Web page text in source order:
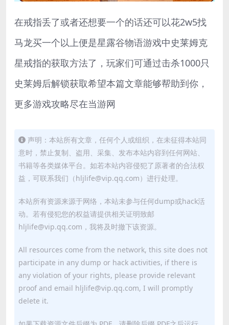
在戒指丢了或者还想要一个的话还可以花2w5找
马龙买一个以上便是星露谷物语游戏中史莱姆克
星戒指的获取方法了，玩家们可通过击杀1000只
史莱姆后解锁获取希望本篇文章能够帮助到你，
更多游戏攻略尽在当游网
声明：本站所有文章，任何个人或组织，在未征得本站同
意时，禁止复制、盗用、采集、发布本站内容到任何网站、
书籍等各类媒体平台。如若本站内容侵犯了原著者的合法权
益，可联系我们（hljlife@vip.qq.com）进行处理。
本站所有资源来源于网络，本站未参与任何dump或hack活
动。若有侵犯您的权益请提供相关证明致邮
hljlife@vip.qq.com，我将及时撤下该资源。
All resources come from the network, this site does not
participate in any dump or hack activities, if there is
any violation of your rights, please provide relevant
proof and email hljlife@vip.qq.com, I will promptly
delete it.